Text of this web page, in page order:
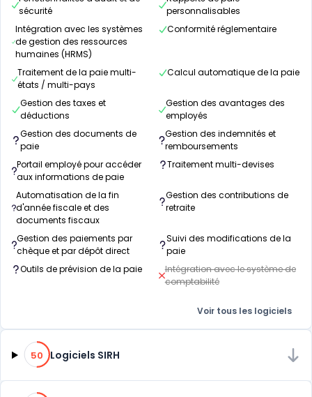
sécurité
personnalisables
Intégration avec les systèmes
de gestion des ressources
humaines (HRMS)
Conformité réglementaire
Traitement de la paie multi-
états / multi-pays
Calcul automatique de la paie
Gestion des taxes et
déductions
Gestion des avantages des
employés
Gestion des documents de
paie
Gestion des indemnités et
remboursements
Portail employé pour accéder
aux informations de paie
Traitement multi-devises
Automatisation de la fin
d'année fiscale et des
documents fiscaux
Gestion des contributions de
retraite
Gestion des paiements par
chèque et par dépôt direct
Suivi des modifications de la
paie
Outils de prévision de la paie
Intégration avec le système de
comptabilité
Voir tous les logiciels
50% de compatibilité
50 Logiciels SIRH